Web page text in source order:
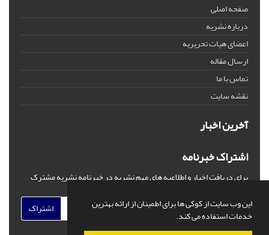
این وب سایت از کوکی ها برای اطمینان از ارائه بهترین
خدمات استفاده می کند.
صفحه اصلی
درباره نشریه
اعضای هیات تحریریه
ارسال مقاله
تماس با ما
نقشه سایت
آخرین اخبار
اشتراک خبرنامه
برای دریافت اخبار و اطلاعیه های مهم نشریه در خبرنامه نشریه مشترک
اشتراک